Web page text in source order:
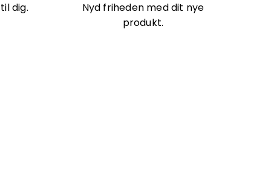
dig.
Nyd friheden med dit nye
produkt.